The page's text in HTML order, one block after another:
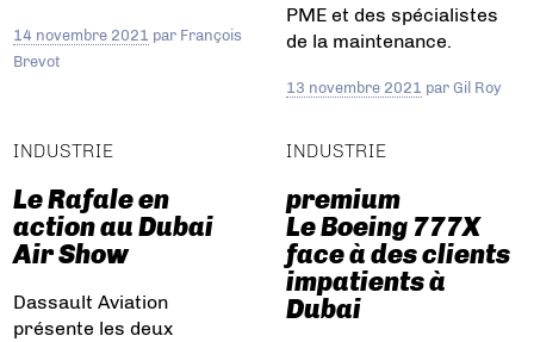
14 novembre 2021 par François
Brevot
PME et des spécialistes
de la maintenance.
13 novembre 2021 par Gil Roy
INDUSTRIE
Le Rafale en
action au Dubai
Air Show
Dassault Aviation
présente les deux
INDUSTRIE
premium
Le Boeing 777X
face à des clients
impatients à
Dubai